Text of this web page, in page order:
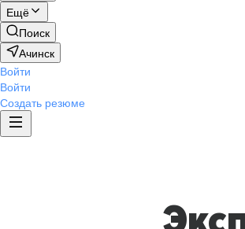
Ещё
Поиск
Ачинск
Войти
Войти
Создать резюме